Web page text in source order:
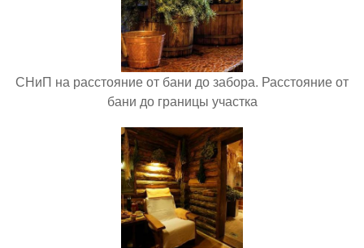
СНиП на расстояние от бани до забора. Расстояние от
бани до границы участка